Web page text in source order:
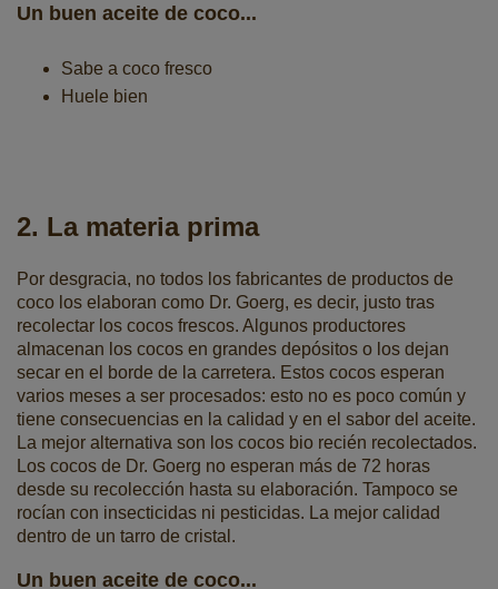
Un buen aceite de coco...
Sabe a coco fresco
Huele bien
2. La materia prima
Por desgracia, no todos los fabricantes de productos de
coco los elaboran como Dr. Goerg, es decir, justo tras
recolectar los cocos frescos. Algunos productores
almacenan los cocos en grandes depósitos o los dejan
secar en el borde de la carretera. Estos cocos esperan
varios meses a ser procesados: esto no es poco común y
tiene consecuencias en la calidad y en el sabor del aceite.
La mejor alternativa son los cocos bio recién recolectados.
Los cocos de Dr. Goerg no esperan más de 72 horas
desde su recolección hasta su elaboración. Tampoco se
rocían con insecticidas ni pesticidas. La mejor calidad
dentro de un tarro de cristal.
Un buen aceite de coco...